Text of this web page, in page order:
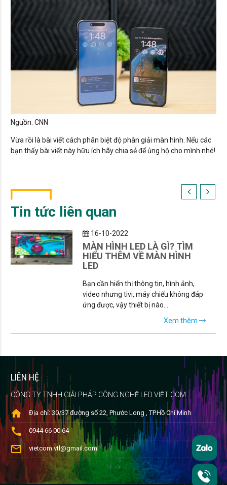
Nguồn: CNN
Vừa rồi là bài viết cách phân biệt độ phân giải màn hình. Nếu các
bạn thấy bài viết này hữu ích hãy chia sẻ để ủng hộ cho mình nhé!
Tin tức liên quan
16-10-2022
MÀN HÌNH LED LÀ GÌ? TÌM
HIỂU THÊM VỀ MÀN HÌNH
LED
Bạn cần hiển thị thông tin, hình ảnh,
video nhưng tivi, máy chiếu không đáp
ứng được, vậy thiết bị nào...
Xem thêm
LIÊN HỆ
CÔNG TY TNHH GIẢI PHÁP CÔNG NGHỆ LED VIỆT COM
home Địa chỉ: 30/37 đường số 22, Phước Long , TP.Hồ Chí Minh
call 0944 66 00 64
mail_outline vietcom.vtl@gmail.com